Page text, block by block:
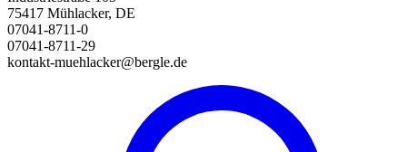
75417 Mühlacker, DE
07041-8711-0
07041-8711-29
kontakt-muehlacker@bergle.de